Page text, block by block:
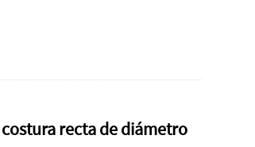
en cuenta durante la
recta de diámetro